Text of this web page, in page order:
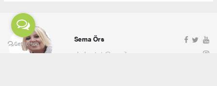
Sema Örs
ehaber.tv.tr@gmail.com